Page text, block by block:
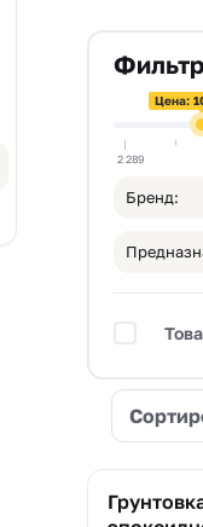
Цена:
2 289
Бренд: